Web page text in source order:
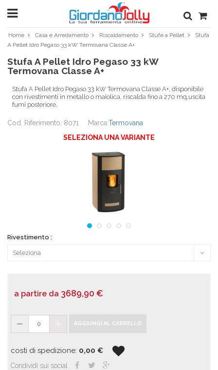
Home Casa e Arredamento Riscaldamento Stufe a Pellet
Stufa
A Pellet Idro Pegaso 33 kW Termovana Classe A+
Stufa A Pellet Idro Pegaso 33 kW
Termovana Classe A+
Stufa A Pellet Idro Pegaso 33 kW Termovana Classe A+, disponibile
con rivestimenti in metallo o maiolica, riscalda fino a 270 mq,uscita
fumi posteriore.
Cod. Riferimento: 8071 Marca:Termovana
SELEZIONA UNA VARIANTE
Rivestimento :
a partire da 3689,90 €
0 AGGIUNGI AL CARRELLO
costi di spedizione: 0,00 €
Condividi sui social